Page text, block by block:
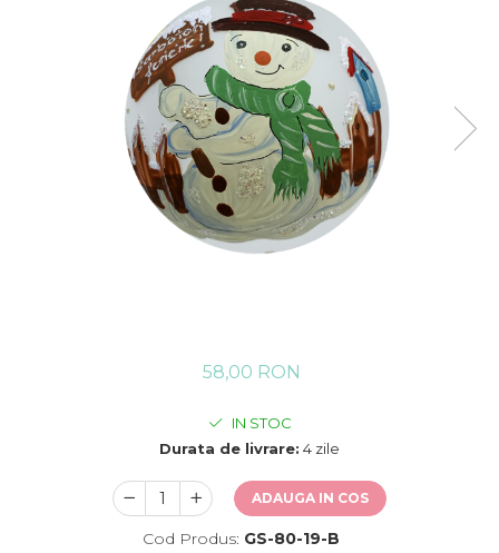
58,00 RON
IN STOC
Durata de livrare: 4 zile
ADAUGA IN COS
Cod Produs: GS-80-19-B